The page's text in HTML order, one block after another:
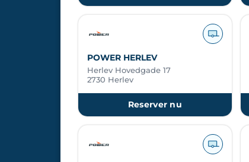
POWER HERLEV
Herlev Hovedgade 17
2730 Herlev
Reserver nu